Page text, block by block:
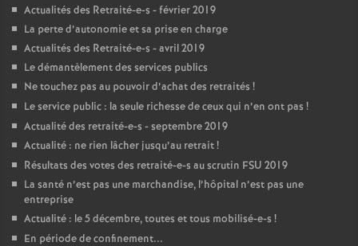
Actualités des Retraité-e-s - février 2019
La perte d’autonomie et sa prise en charge
Actualités des Retraité-e-s - avril 2019
Le démantèlement des services publics
Ne touchez pas au pouvoir d’achat des retraités !
Le service public : la seule richesse de ceux qui n’en ont pas !
Actualité des retraité-e-s - septembre 2019
Actualité : ne rien lâcher jusqu’au retrait!
Résultats des votes des retraité-e-s au scrutin FSU 2019
La santé n’est pas une marchandise, l’hôpital n’est pas une
entreprise
Actualité : le 5 décembre, toutes et tous mobilisé-e-s !
En période de confinement...